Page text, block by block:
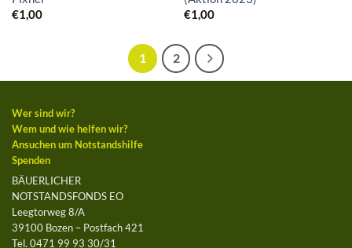
€1,00
€1,00
1 2
Wer sind wir?
Wem und wie helfen wir?
Ansuchen um Notstandshilfe
Spenden
BÄUERLICHER
NOTSTANDSFONDS EO
Leegtorweg 8/A
39100 Bozen – Postfach 421
Tel. 0471 99 93 30/31